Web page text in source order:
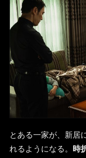
とある一家が、新居
れるようになる。
時